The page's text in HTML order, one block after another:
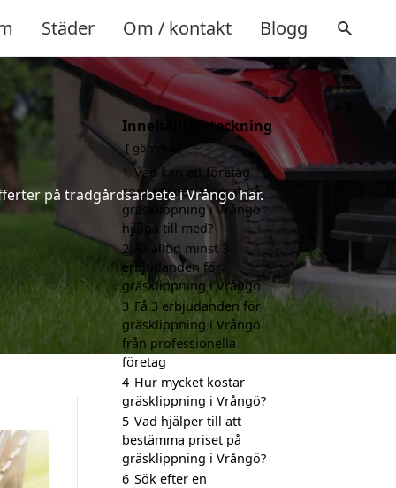
Städer Om / kontakt Blogg
på trädgårdsarbete i Vrångö här.
Innehållsförteckning
gömma
1 Vad kan ett företag
som är specialiserat på
gräsklippning i Vrångö
hjälpa till med?
2
Få alltid minst 3
erbjudanden för
gräsklippning i Vrångö
3 Få 3 erbjudanden för
gräsklippning i Vrångö
från professionella
företag
4 Hur mycket kostar
gräsklippning i Vrångö?
5 Vad hjälper till att
bestämma priset på
gräsklippning i Vrångö?
6 Sök efter en